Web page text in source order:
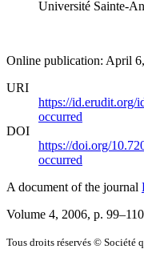
Université Sainte-
Online publication: April
URI
https://id.erudit.org/
occurred
DOI
https://doi.org/
occurred
A document of the journal
Volume 4, 2006, p. 99–110
Tous droits réservés © Société